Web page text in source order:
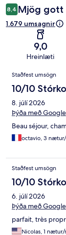
8,4 Mjög gott
1.679 umsagnir
9,0
Hreinlæti
Umsagnir
Staðfest umsögn
10/10
8. júlí 2026
Þýða með Google
Beau séjour,
octavio, 3
Staðfest umsögn
10/10
6. júlí 2026
Þýða með Google
parfait, très
Nicolas, 1